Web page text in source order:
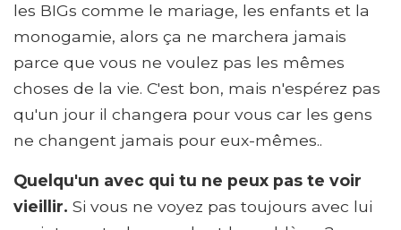
les BIGs comme le mariage, les enfants et la
monogamie, alors ça ne marchera jamais
parce que vous ne voulez pas les mêmes
choses de la vie. C'est bon, mais n'espérez pas
qu'un jour il changera pour vous car les gens
ne changent jamais pour eux-mêmes..
Quelqu'un avec qui tu ne peux pas te voir
vieillir. Si vous ne voyez pas toujours avec lui